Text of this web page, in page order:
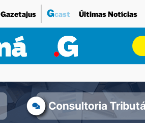
Gazetajus Gcast Últimas Notícias